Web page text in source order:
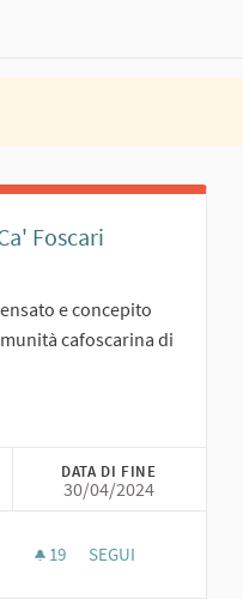
Foscari
e concepito
cafoscarina di
DATA DI FINE
30/04/2024
19 19 SOSTENITORI
SEGUI
LAVORARE E